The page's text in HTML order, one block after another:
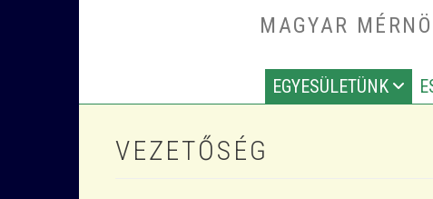
MAGYAR
MAIN
EGYESÜLETÜNK
VEZETŐSÉG